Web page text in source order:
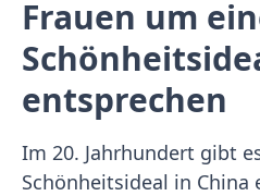
Frauen um
entsprechen
Im 20. Jahrhundert gibt
Schönheitsideal in China